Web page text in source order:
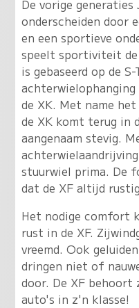
De vorige
onderscheiden door
en een sportieve
speelt sportiviteit
is gebaseerd op de
de XK. Met name
de XK komt terug in
aangenaam stevig.
stuurwiel prima. De
dat de XF altijd
Het nodige comfort
rust in de XF.
vreemd. Ook
dringen niet of
door. De XF
auto's in z'n klasse!